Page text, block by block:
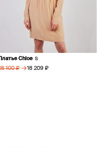
Chloe S
100 ₽ → 18 209 ₽